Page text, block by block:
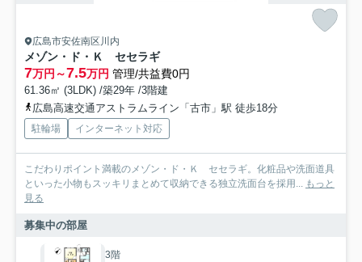
広島市安佐南区川内
メゾン・ド・Ｋ セセラギ
7万円～7.5万円 管理/共益費0円
61.36㎡ (3LDK) /築29年 /3階建
広島高速交通アストラムライン「古市」駅 徒歩18分
駐輪場 インターネット対応
こだわりポイント満載のメゾン・ド・Ｋ セセラギ。化粧品や洗面道具
といった小物もスッキリまとめて収納できる独立洗面台を採用...
もっと
見る
募集中の部屋
3階